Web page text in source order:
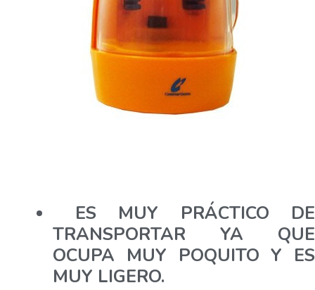
ES MUY PRÁCTICO DE
TRANSPORTAR YA QUE
OCUPA MUY POQUITO Y ES
MUY LIGERO.